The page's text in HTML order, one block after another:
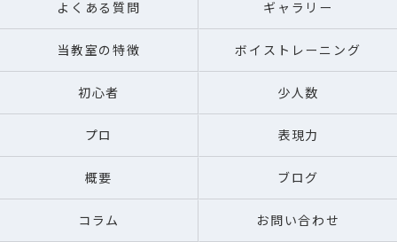
よくある質問 ギャラリー
当教室の特徴 ボイストレーニング
初心者 少人数
プロ 表現力
概要 ブログ
コラム お問い合わせ